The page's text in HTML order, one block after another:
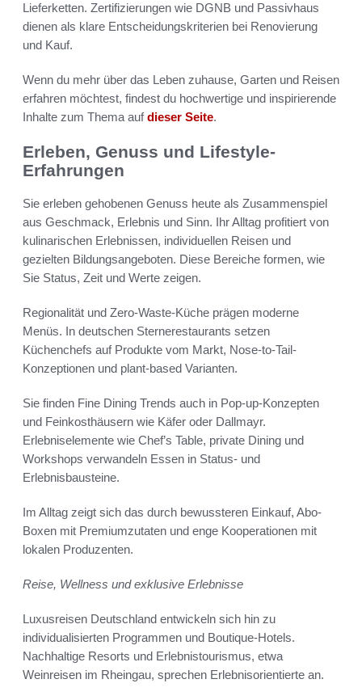
Lieferketten. Zertifizierungen wie DGNB und Passivhaus
dienen als klare Entscheidungskriterien bei Renovierung
und Kauf.
Wenn du mehr über das Leben zuhause, Garten und Reisen
erfahren möchtest, findest du hochwertige und inspirierende
Inhalte zum Thema aufdieser Seite.
Erleben, Genuss und Lifestyle-
Erfahrungen
Sie erleben gehobenen Genuss heute als Zusammenspiel
aus Geschmack, Erlebnis und Sinn. Ihr Alltag profitiert von
kulinarischen Erlebnissen, individuellen Reisen und
gezielten Bildungsangeboten. Diese Bereiche formen, wie
Sie Status, Zeit und Werte zeigen.
Regionalität und Zero-Waste-Küche prägen moderne
Menüs. In deutschen Sternerestaurants setzen
Küchenchefs auf Produkte vom Markt, Nose-to-Tail-
Konzeptionen und plant-based Varianten.
Sie finden Fine Dining Trends auch in Pop-up-Konzepten
und Feinkosthäusern wie Käfer oder Dallmayr.
Erlebniselemente wie Chef’s Table, private Dining und
Workshops verwandeln Essen in Status- und
Erlebnisbausteine.
Im Alltag zeigt sich das durch bewussteren Einkauf, Abo-
Boxen mit Premiumzutaten und enge Kooperationen mit
lokalen Produzenten.
Reise, Wellness und exklusive Erlebnisse
Luxusreisen Deutschland entwickeln sich hin zu
individualisierten Programmen und Boutique-Hotels.
Nachhaltige Resorts und Erlebnistourismus, etwa
Weinreisen im Rheingau, sprechen Erlebnisorientierte an.